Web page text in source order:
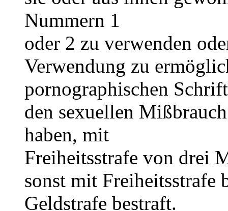
Nummern 1
oder 2 zu verwenden
Verwendung zu
pornographischen
den sexuellen
haben, mit
Freiheitsstrafe von drei
sonst mit Freiheitsstrafe
Geldstrafe bestraft.